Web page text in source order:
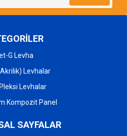
G Levha
Levhalar
Levhalar
Kompozit Panel
SAYFALAR